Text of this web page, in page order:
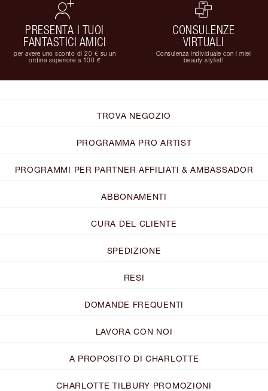
PRESENTA I TUOI
FANTASTICI AMICI
per avere uno sconto di 20 € su un
ordine superiore a 100 €
CONSULENZE
VIRTUALI
Consulenza individuale con i miei
beauty stylist!
TROVA NEGOZIO
PROGRAMMA PRO ARTIST
PROGRAMMI PER PARTNER AFFILIATI & AMBASSADOR
ABBONAMENTI
CURA DEL CLIENTE
SPEDIZIONE
RESI
DOMANDE FREQUENTI
LAVORA CON NOI
A PROPOSITO DI CHARLOTTE
CHARLOTTE TILBURY PROMOZIONI